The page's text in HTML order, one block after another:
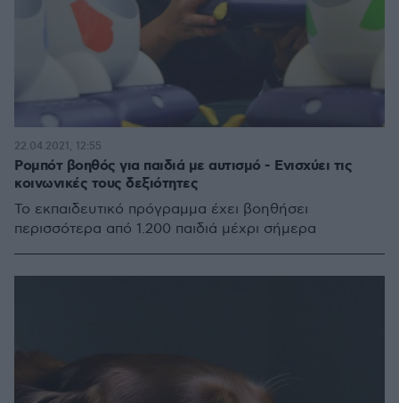
Ρομπότ βοηθός για παιδιά με αυτισμό - Ενισχύει τις
κοινωνικές τους δεξιότητες
Το εκπαιδευτικό πρόγραμμα έχει βοηθήσει
περισσότερα από 1.200 παιδιά μέχρι σήμερα
22.04.2021, 12:55